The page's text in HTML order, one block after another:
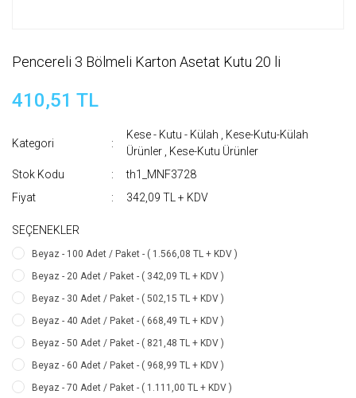
Pencereli 3 Bölmeli Karton Asetat Kutu 20 li
410,51 TL
Kategori
Kese - Kutu - Külah
Kese-Kutu-Külah
Ürünler
Kese-Kutu Ürünler
Stok Kodu
th1_MNF3728
Fiyat
342,09 TL + KDV
SEÇENEKLER
Beyaz - 100 Adet / Paket - ( 1.566,08 TL + KDV )
Beyaz - 20 Adet / Paket - ( 342,09 TL + KDV )
Beyaz - 30 Adet / Paket - ( 502,15 TL + KDV )
Beyaz - 40 Adet / Paket - ( 668,49 TL + KDV )
Beyaz - 50 Adet / Paket - ( 821,48 TL + KDV )
Beyaz - 60 Adet / Paket - ( 968,99 TL + KDV )
Beyaz - 70 Adet / Paket - ( 1.111,00 TL + KDV )